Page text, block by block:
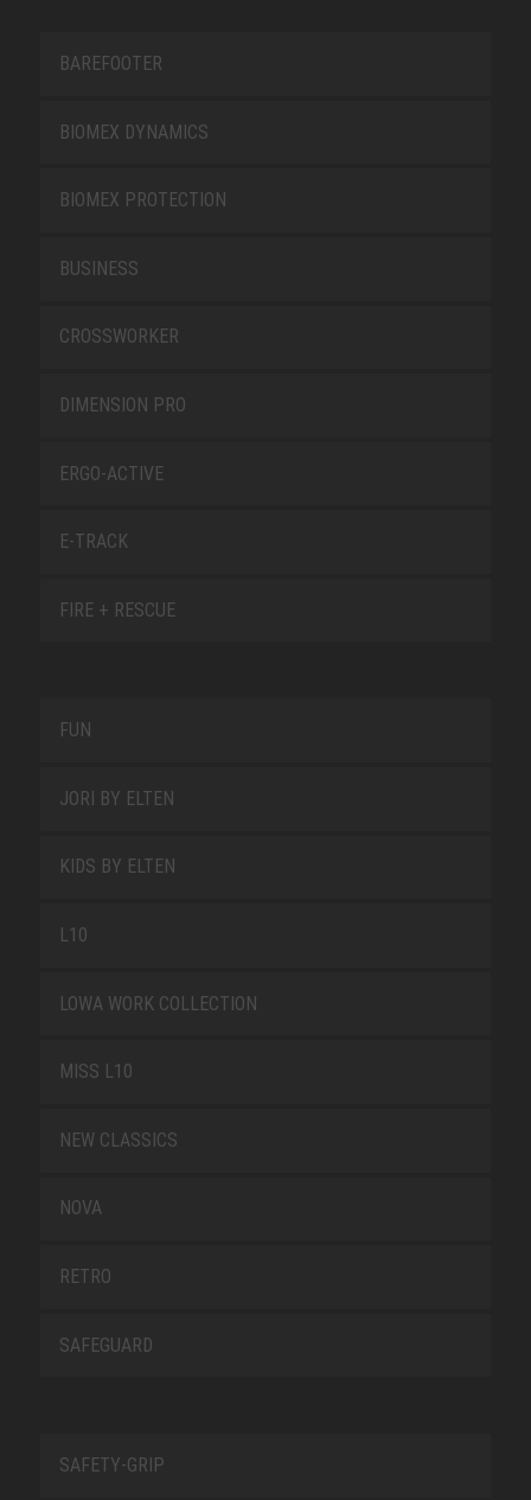
BAREFOOTER
BIOMEX DYNAMICS
BIOMEX PROTECTION
BUSINESS
CROSSWORKER
DIMENSION PRO
ERGO-ACTIVE
E-TRACK
FIRE + RESCUE
FUN
JORI BY ELTEN
KIDS BY ELTEN
L10
LOWA WORK COLLECTION
MISS L10
NEW CLASSICS
NOVA
RETRO
SAFEGUARD
SAFETY-GRIP